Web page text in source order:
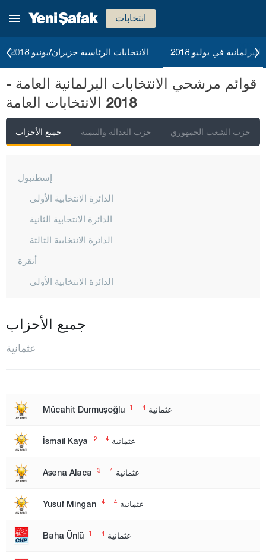
انتخابات
الانتخابات الرئاسية حزيران/يونيو 2018 في يوليو 2018
قوائم مرشحي الانتخابات البرلمانية العامة -
2018 الانتخابات العامة
جميع الأحزاب حزب العدالة والتنمية حزب الشعب الجمهوري
إسطنبول
الدائرة الانتخابية الأولى
الدائرة الانتخابية الثانية
الدائرة الانتخابية الثالثة
أنقرة
الدائرة الانتخابية الأولى
الدائرة الانتخابية الثالثة
إزمير
الدائرة الانتخابية الثانية
أضنة
أفيون قره حصار
أغري
أماصيا
أنقرة
جميع الأحزاب
عثمانية
Mücahit Durmuşoğlu 1 عثمانية 4
İsmail Kaya 2 عثمانية 4
Asena Alaca 3 عثمانية 4
Yusuf Mingan 4 عثمانية 4
Baha Ünlü 1 عثمانية 4